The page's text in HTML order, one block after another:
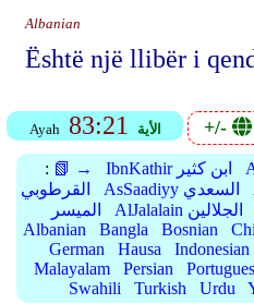
Albanian
Është një llibër i
Ayah 83:21 الأية +/-
: 📗 → IbnKathir ابن كثير
القرطوبي
AsSaadiyy السعدي
الميسر
AlJalalain الجلالين
Albanian
Bangla Bosnian
German
Hausa Indonesian
Malayalam
Persian
Swahili
Turkish Urdu